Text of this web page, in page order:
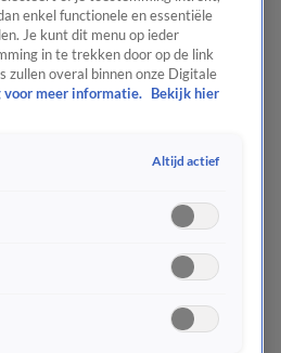
enkel functionele en essentiële
Je kunt dit menu op ieder
in te trekken door op de link
zullen overal binnen onze Digitale
voor meer informatie.
Bekijk hier
Altijd actief